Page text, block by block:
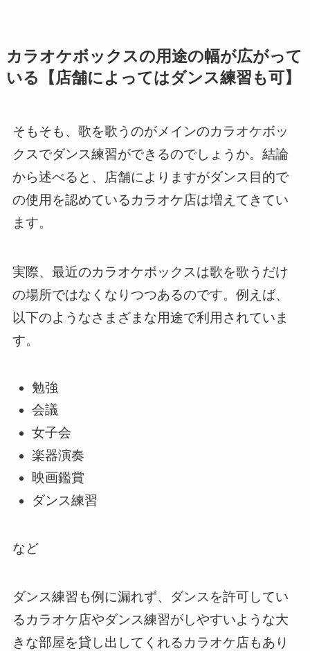
カラオケボックスの用途の幅が広がって
いる【店舗によってはダンス練習も可】
そもそも、歌を歌うのがメインのカラオケボッ
クスでダンス練習ができるのでしょうか。結論
から述べると、店舗によりますがダンス目的で
の使用を認めているカラオケ店は増えてきてい
ます。
実際、最近のカラオケボックスは歌を歌うだけ
の場所ではなくなりつつあるのです。例えば、
以下のようなさまざまな用途で利用されていま
す。
勉強
会議
女子会
楽器演奏
映画鑑賞
ダンス練習
など
ダンス練習も例に漏れず、ダンスを許可してい
るカラオケ店やダンス練習がしやすいような大
きな部屋を貸し出してくれるカラオケ店もあり